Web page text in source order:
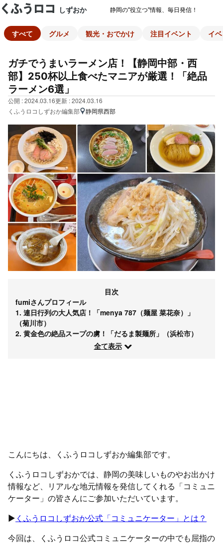
しずおか 静岡の"役立つ"情報、毎日発信！
すべて グルメ 観光・おでかけ 注目イベント イ
ガチでうまいラーメン店！【静岡中部・西
部】250杯以上食べたマニアが厳選！「絶品
ラーメン6選」
公開 : 2024.03.16更新 : 2024.03.16
くふうロコしずおか編集部
静岡県西部
目次
fumiさんプロフィール
1. 連日行列の大人気店！「menya 787（麺屋 菜花奈）」
（菊川市）
2. 黄金色の絶品スープの虜！「だるま製麺所」（浜松市）
全て表示
こんにちは、くふうロコしずおか編集部です。
くふうロコしずおかでは、静岡の美味しいものやお出かけ
情報など、リアルな地元情報を発信してくれる「コミュニ
ケーター」の皆さんにご参加いただいています。
▶︎ くふうロコしずおか公式「コミュニケーター」とは？
今回は、くふうロコ公式コミュニケーターの中でも屈指の